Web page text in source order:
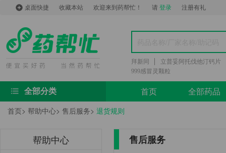
桌面快捷 收藏本站 欢迎来到药帮忙！ 请 登录 注册有礼
拜新同
立普妥阿托伐他汀钙片
999感冒灵颗粒
全部分类 首页 全部药品
首页> 帮助中心> 售后服务> 退货规则
帮助中心 售后服务